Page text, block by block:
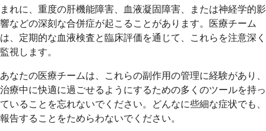
まれに、重度の肝機能障害、血液凝固障害、または神経学的影
響などの深刻な合併症が起こることがあります。医療チーム
は、定期的な血液検査と臨床評価を通じて、これらを注意深く
監視します。
あなたの医療チームは、これらの副作用の管理に経験があり、
治療中に快適に過ごせるようにするための多くのツールを持っ
ていることを忘れないでください。どんなに些細な症状でも、
報告することをためらわないでください。